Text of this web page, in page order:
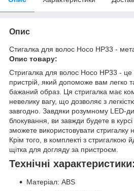
Опис
Стигалка для волос Hoco HP33 -
Опис товару:
Стригалка для волос Hoco HP33 - це
пристрій, який допоможе вам легко
бажаний образ. Ця стригалка має
невелику вагу, що дозволяє з
завгодно. Завдяки розумному LED-
блокування, ви завжди будете в
зможете використовувати стригалку
Крім того, в комплекті з стригалкою
щітка для догляду за пристроєм.
Технічні характеристики:
Матеріал: ABS